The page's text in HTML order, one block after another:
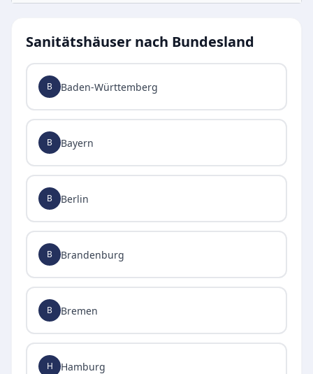
Sanitätshäuser nach Bundesland
B Baden-Württemberg
B Bayern
B Berlin
B Brandenburg
B Bremen
H Hamburg